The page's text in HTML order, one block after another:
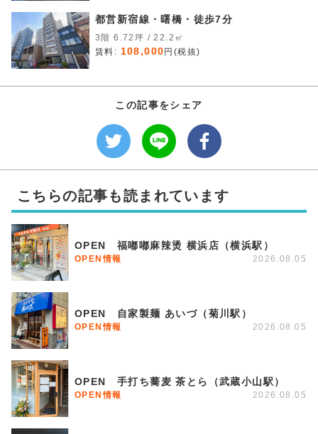
都営新宿線・曙橋・徒歩7分
3階 6.72坪 / 22.2㎡
賃料: 108,000 円(税抜)
この記事をシェア
こちらの記事も読まれています
OPEN 福嘟嘟麻辣烫 横浜店（横浜駅）
OPEN情報 2026.08.05
OPEN 自家製麺 あいづ（菊川駅）
OPEN情報 2026.08.05
OPEN 手打ち蕎麦 茶とら（武蔵小山駅）
OPEN情報 2026.08.05